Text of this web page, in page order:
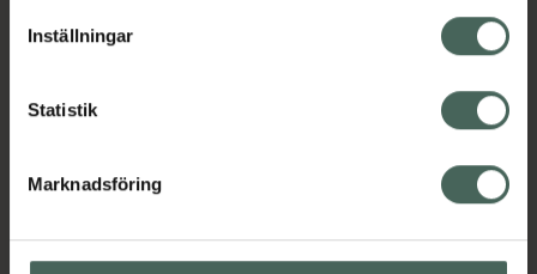
lagligheten av behandling som skett innan återkallelsen.
Inställningar
Statistik
Marknadsföring
syd till Lappland i norr, och online i mobilen och på
hjälpa just dig att må lite bättre. Välkommen att prata
med oss.
Kundservice